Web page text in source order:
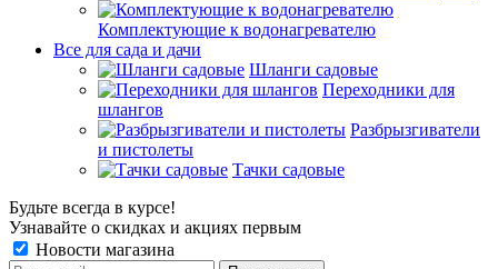
Комплектующие к водонагревателю
Все для сада и дачи
Шланги садовые
Переходники для
шлангов
Разбрызгиватели
и пистолеты
Тачки садовые
Будьте всегда в курсе!
Узнавайте о скидках и акциях первым
Новости магазина